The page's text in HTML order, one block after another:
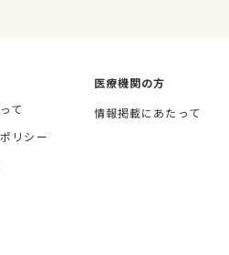
て
リシー
医療機関の方
情報掲載にあたって